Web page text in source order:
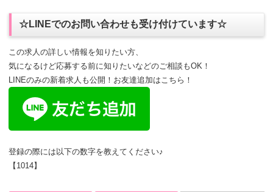
☆LINEでのお問い合わせも受け付けています☆
この求人の詳しい情報を知りたい方、
気になるけど応募する前に知りたいなどのご相談もOK！
LINEのみの新着求人も公開！お友達追加はこちら！
登録の際には以下の数字を教えてください♪
【1014】